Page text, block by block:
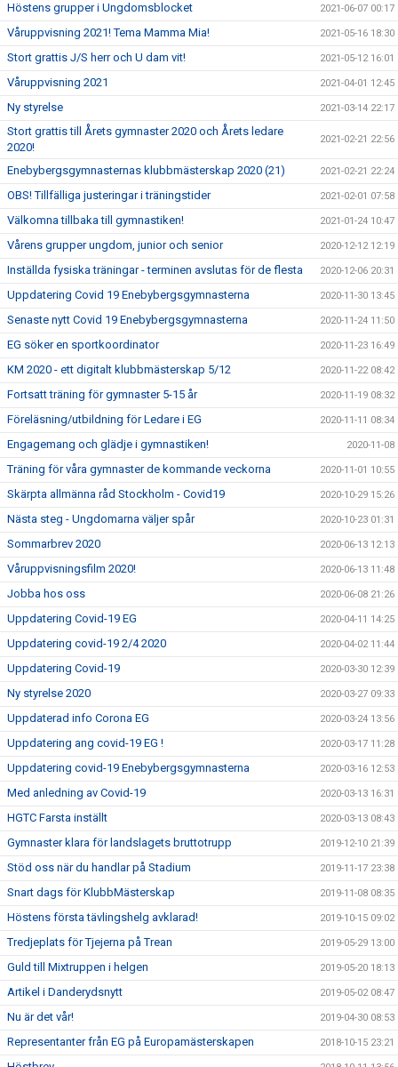
Höstens grupper i Ungdomsblocket 2021-06-07 00:17
Våruppvisning 2021! Tema Mamma Mia! 2021-05-16 18:30
Stort grattis J/S herr och U dam vit! 2021-05-12 16:01
Våruppvisning 2021 2021-04-01 12:45
Ny styrelse 2021-03-14 22:17
Stort grattis till Årets gymnaster 2020 och Årets ledare
2020!
2021-02-21 22:56
Enebybergsgymnasternas klubbmästerskap 2020 (21) 2021-02-21 22:24
OBS! Tillfälliga justeringar i träningstider 2021-02-01 07:58
Välkomna tillbaka till gymnastiken! 2021-01-24 10:47
Vårens grupper ungdom, junior och senior 2020-12-12 12:19
Inställda fysiska träningar - terminen avslutas för de flesta 2020-12-06 20:31
Uppdatering Covid 19 Enebybergsgymnasterna 2020-11-30 13:45
Senaste nytt Covid 19 Enebybergsgymnasterna 2020-11-24 11:50
EG söker en sportkoordinator 2020-11-23 16:49
KM 2020 - ett digitalt klubbmästerskap 5/12 2020-11-22 08:42
Fortsatt träning för gymnaster 5-15 år 2020-11-19 08:32
Föreläsning/utbildning för Ledare i EG 2020-11-11 08:34
Engagemang och glädje i gymnastiken! 2020-11-08
Träning för våra gymnaster de kommande veckorna 2020-11-01 10:55
Skärpta allmänna råd Stockholm - Covid19 2020-10-29 15:26
Nästa steg - Ungdomarna väljer spår 2020-10-23 01:31
Sommarbrev 2020 2020-06-13 12:13
Våruppvisningsfilm 2020! 2020-06-13 11:48
Jobba hos oss 2020-06-08 21:26
Uppdatering Covid-19 EG 2020-04-11 14:25
Uppdatering covid-19 2/4 2020 2020-04-02 11:44
Uppdatering Covid-19 2020-03-30 12:39
Ny styrelse 2020 2020-03-27 09:33
Uppdaterad info Corona EG 2020-03-24 13:56
Uppdatering ang covid-19 EG ! 2020-03-17 11:28
Uppdatering covid-19 Enebybergsgymnasterna 2020-03-16 12:53
Med anledning av Covid-19 2020-03-13 16:31
HGTC Farsta inställt 2020-03-13 08:43
Gymnaster klara för landslagets bruttotrupp 2019-12-10 21:39
Stöd oss när du handlar på Stadium 2019-11-17 23:38
Snart dags för KlubbMästerskap 2019-11-08 08:35
Höstens första tävlingshelg avklarad! 2019-10-15 09:02
Tredjeplats för Tjejerna på Trean 2019-05-29 13:00
Guld till Mixtruppen i helgen 2019-05-20 18:13
Artikel i Danderydsnytt 2019-05-02 08:47
Nu är det vår! 2019-04-30 08:53
Representanter från EG på Europamästerskapen 2018-10-15 23:21